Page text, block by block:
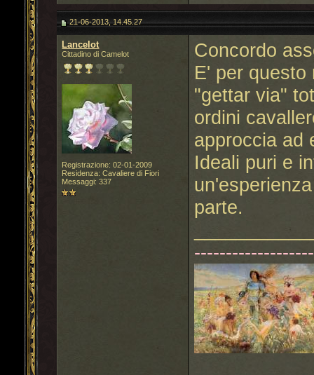
21-06-2013, 14.45.27
Lancelot
Cittadino di Camelot
Registrazione: 02-01-2009
Residenza: Cavaliere di Fiori
Messaggi: 337
Concordo
E' per questo
"gettar via"
ordini
approccia ad
Ideali puri e
parte.